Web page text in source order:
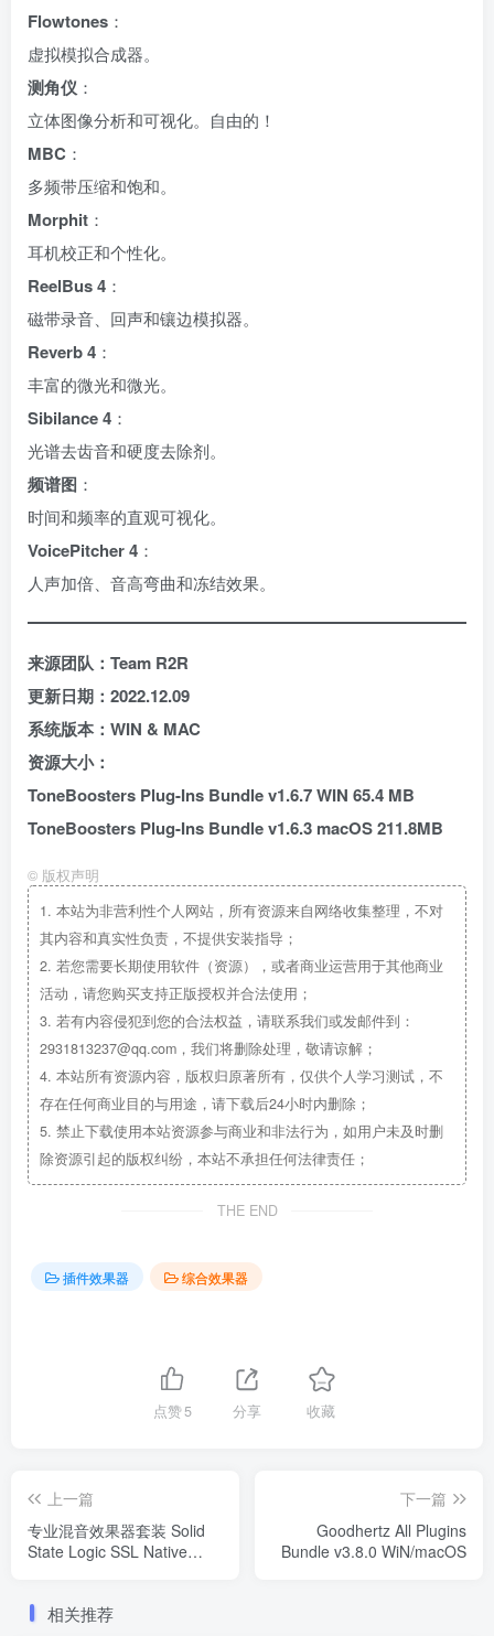
Flowtones ：
虚拟模拟合成器。
测角仪 ：
立体图像分析和可视化。自由的！
MBC ：
多频带压缩和饱和。
Morphit ：
耳机校正和个性化。
ReelBus 4 ：
磁带录音、回声和镶边模拟器。
Reverb 4 ：
丰富的微光和微光。
Sibilance 4 ：
光谱去齿音和硬度去除剂。
频谱图 ：
时间和频率的直观可视化。
VoicePitcher 4 ：
人声加倍、音高弯曲和冻结效果。
来源团队：Team R2R
更新日期：2022.12.09
系统版本：WIN & MAC
资源大小：
ToneBoosters Plug-Ins Bundle v1.6.7 WIN 65.4 MB
ToneBoosters Plug-Ins Bundle v1.6.3 macOS 211.8MB
© 版权声明
1. 本站为非营利性个人网站，所有资源来自网络收集整理，不对
其内容和真实性负责，不提供安装指导；
2. 若您需要长期使用软件（资源），或者商业运营用于其他商业
活动，请您购买支持正版授权并合法使用；
3. 若有内容侵犯到您的合法权益，请联系我们或发邮件到：
2931813237@qq.com，我们将删除处理，敬请谅解；
4. 本站所有资源内容，版权归原著所有，仅供个人学习测试，不
存在任何商业目的与用途，请下载后24小时内删除；
5. 禁止下载使用本站资源参与商业和非法行为，如用户未及时删
除资源引起的版权纠纷，本站不承担任何法律责任；
THE END
插件效果器 综合效果器
点赞5 分享 收藏
上一篇
专业混音效果器套装 Solid
State Logic SSL Native
下一篇
Goodhertz All Plugins
Bundle v3.8.0 WiN/macOS
相关推荐